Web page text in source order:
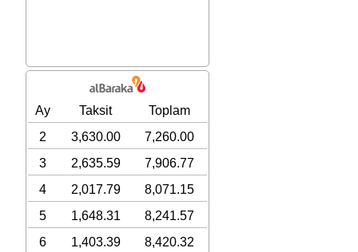
Ay Taksit
Toplam
2
3,630.00
7,260.00
3
2,635.59
7,906.77
4
2,017.79
8,071.15
5
1,648.31
8,241.57
6
1,403.39 8,420.32